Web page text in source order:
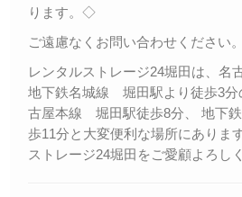
ります。◇
ご遠慮なくお問い合わせください。
レンタルストレージ24堀田は、名
地下鉄名城線 堀田駅より徒歩3分
古屋本線 堀田駅徒歩8分、 地下
歩11分と大変便利な場所にありま
ストレージ24堀田をご愛顧よろし